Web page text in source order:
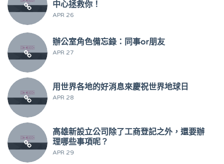
中心拯救你！
APR 26
辦公室角色備忘錄：同事or朋友
APR 27
用世界各地的好消息來慶祝世界地球日
APR 28
高雄新設立公司除了工商登記之外，還要辦
理哪些事項呢？
APR 29